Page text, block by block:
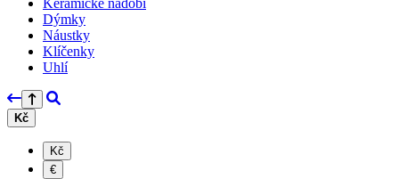
Keramické nádobí
Dýmky
Náustky
Klíčenky
Uhlí
Kč
Kč
€